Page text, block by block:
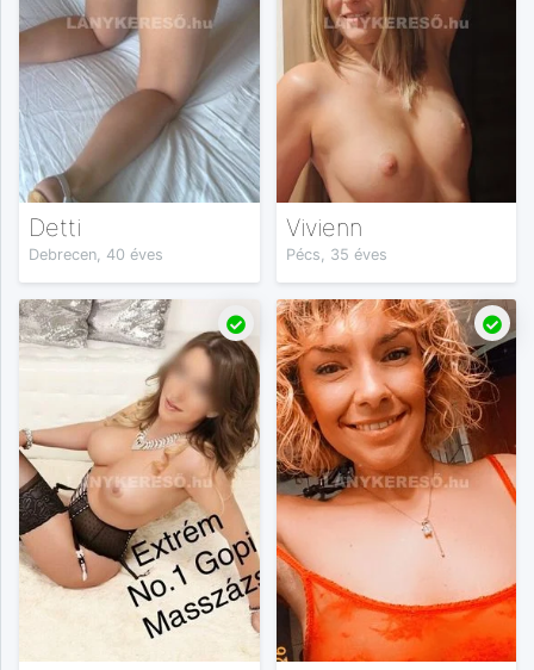
Detti
Debrecen, 40 éves
Vivienn
Pécs, 35 éves